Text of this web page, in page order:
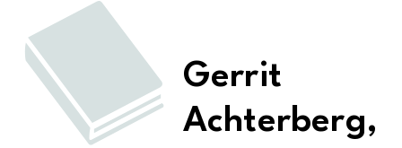
Gerrit
Achterberg,